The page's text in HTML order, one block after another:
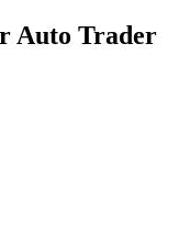
Auto Trader